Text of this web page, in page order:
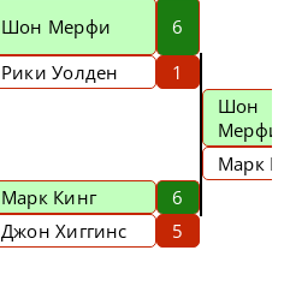
Шон Мерфи
6
Рики Уолден
1
Шон
Мерфи
Марк
Марк Кинг
6
Джон Хиггинс
5